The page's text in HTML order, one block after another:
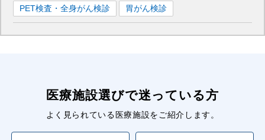
PET検査・全身がん検診
胃がん検診
医療施設選びで迷っている方
よく見られている医療施設をご紹介します。